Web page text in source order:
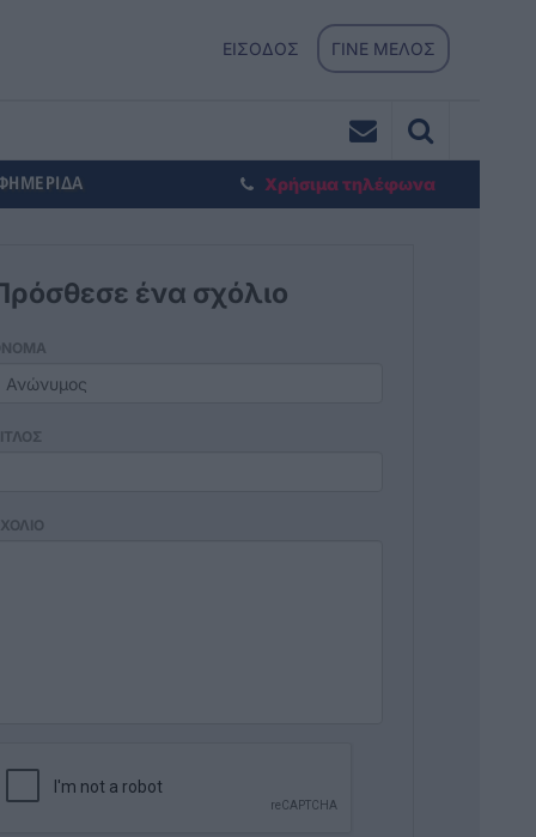
ΕΙΣΟΔΟΣ ΓΙΝΕ ΜΕΛΟΣ
Χρήσιμα τηλέφωνα
ένα σχόλιο